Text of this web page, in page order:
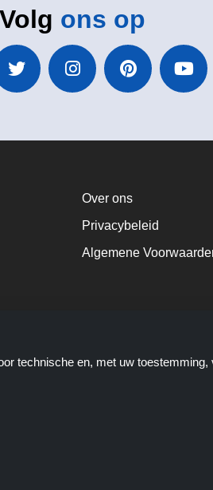
Volg ons op
Over ons
Privacybeleid
Algemene
biedt; deze deals of
technische en, met uw